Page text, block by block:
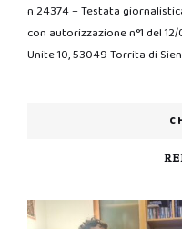
n.24374 – Testata
con autorizzazione n°1 del
Unite 10, 53049 Torrita di